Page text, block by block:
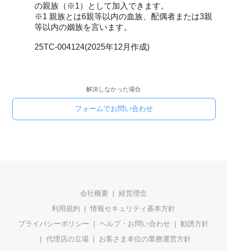
の親族（※1）として加入できます。
※1 親族とは6親等以内の血族、配偶者または3親
等以内の姻族を言います。
25TC-004124(2025年12月作成)
解決しなかった場合
フォームでお問い合わせ
会社概要
経営理念
利用規約
情報セキュリティ基本方針
プライバシーポリシー
ヘルプ・お問い合わせ
勧誘方針
代理店の立場
お客さま本位の業務運営方針